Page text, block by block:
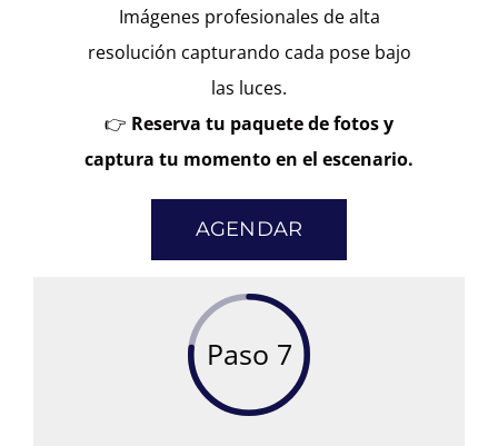
Imágenes profesionales de alta
resolución capturando cada pose bajo
las luces.
👉 Reserva tu paquete de fotos y
captura tu momento en el escenario.
AGENDAR
Paso 7